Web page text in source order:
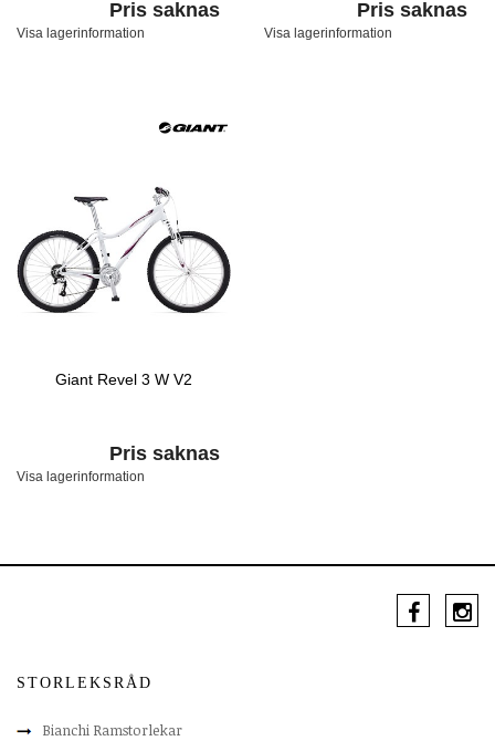
Pris saknas
Visa lagerinformation
Pris saknas
Visa lagerinformation
Giant Revel 3 W V2
Pris saknas
Visa lagerinformation
STORLEKSRÅD
Bianchi Ramstorlekar